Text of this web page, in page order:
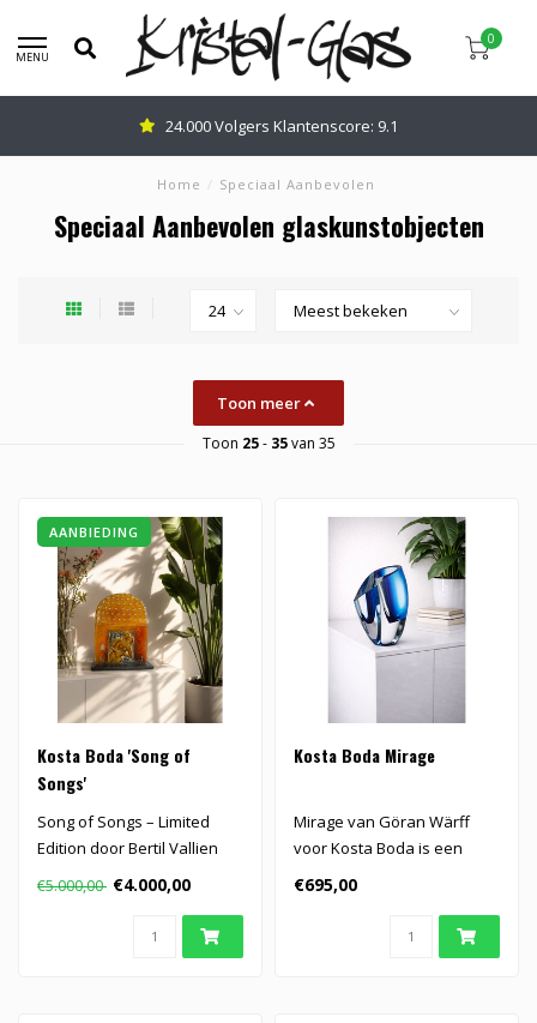
MENU
0
24.000 Volgers Klantenscore: 9.1
Home / Speciaal Aanbevolen
Speciaal Aanbevolen glaskunstobjecten
Toon meer
Toon 25- 35van 35
AANBIEDING
Kosta Boda 'Song of
Songs'
Song of Songs – Limited
Edition door Bertil Vallien
voor Kosta Boda (60 stuks)..
€5.000,00 €4.000,00
Kosta Boda Mirage
Mirage van Göran Wärff
voor Kosta Boda is een
handgemaakt kristallen
object me..
€695,00